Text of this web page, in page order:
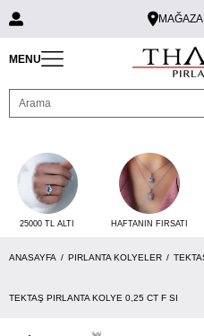
MAĞAZA
MENU
25000 TL ALTI HAFTANIN FIRSATI
ANASAYFA PIRLANTA KOLYELER
TEKTAŞ PIRLANTA KOLYE 0,25 CT F SI